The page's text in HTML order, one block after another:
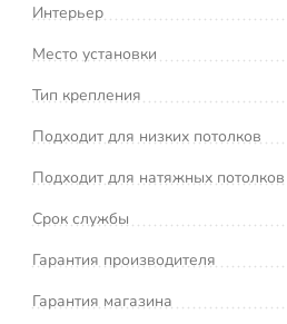
Интерьер
Место установки
Тип крепления
Подходит для низких потолков
Подходит для натяжных потолков
Срок службы
Гарантия производителя
Гарантия магазина